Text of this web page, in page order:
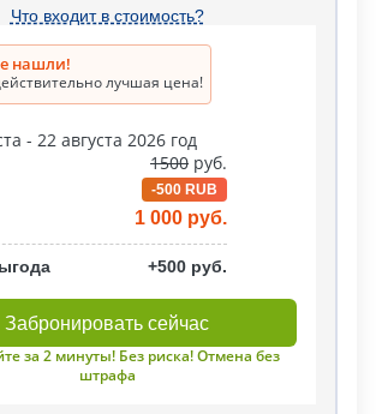
Что входит в стоимость?
нашли!
лучшая цена!
- 22 августа 2026 год
1500 руб.
-500 RUB
1 000 руб.
+500 руб.
Забронировать сейчас
за 2 минуты! Без риска! Отмена без
штрафа